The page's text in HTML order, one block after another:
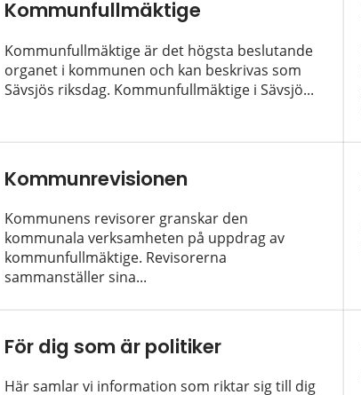
Kommunfullmäktige
Kommunfullmäktige är det högsta beslutande
organet i kommunen och kan beskrivas som
Sävsjös riksdag. Kommunfullmäktige i Sävsjö...
Kommunrevisionen
Kommunens revisorer granskar den
kommunala verksamheten på uppdrag av
kommunfullmäktige. Revisorerna
sammanställer sina...
För dig som är politiker
Här samlar vi information som riktar sig till dig